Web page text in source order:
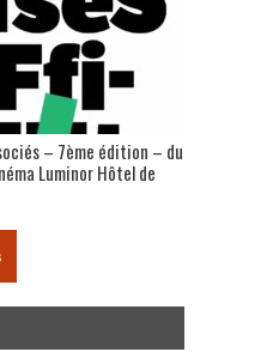
– 7ème édition – du
Luminor Hôtel de